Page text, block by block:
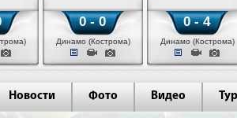
0 - 0
Динамо (Кострома)
0 - 4
Динамо (Кострома)
Новости Фото Видео